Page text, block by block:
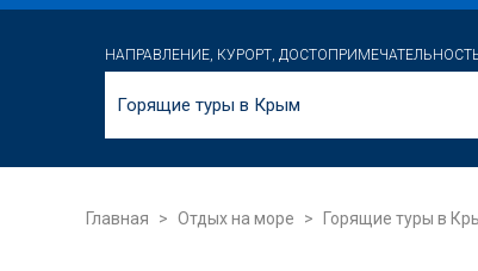
НАПРАВЛЕНИЕ, КУРОРТ,
Главная Отдых на море Горящие туры в